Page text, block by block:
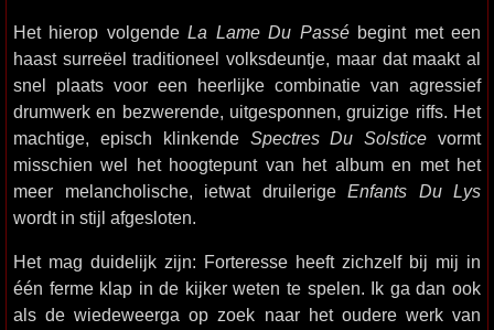
Het hierop volgendeLa Lame Du Passébegint met een
haast surreëel traditioneel volksdeuntje, maar dat maakt al
snel plaats voor een heerlijke combinatie van agressief
drumwerk en bezwerende, uitgesponnen, gruizige riffs. Het
machtige, episch klinkende Spectres Du Solstice vormt
misschien wel het hoogtepunt van het album en met het
meer melancholische, ietwat druilerige Enfants Du Lys
wordt in stijl afgesloten.
Het mag duidelijk zijn: Forteresse heeft zichzelf bij mij in
één ferme klap in de kijker weten te spelen. Ik ga dan ook
als de wiedeweerga op zoek naar het oudere werk van